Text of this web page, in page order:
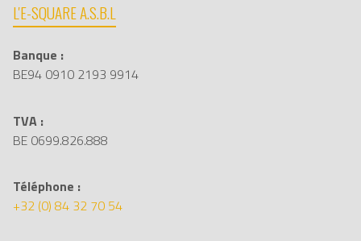
L'E-SQUARE A.S.B.L
Banque :
BE94 0910 2193 9914
TVA :
BE 0699.826.888
Téléphone :
+32 (0) 84 32 70 54